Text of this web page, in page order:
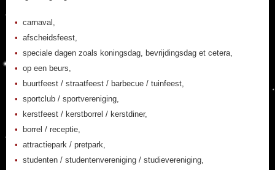
carnaval,
afscheidsfeest,
speciale dagen zoals koningsdag, bevrijdingsdag et cetera,
op een beurs,
buurtfeest / straatfeest / barbecue / tuinfeest,
sportclub / sportvereniging,
kerstfeest / kerstborrel / kerstdiner,
borrel / receptie,
attractiepark / pretpark,
studenten / studentenvereniging / studievereniging,